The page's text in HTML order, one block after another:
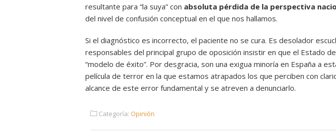
resultante para “la suya” con absoluta pérdida de la perspectiva
del nivel de confusión conceptual en el que nos hallamos.
Si el diagnóstico es incorrecto, el paciente no se cura. Es desolador
responsables del principal grupo de oposición insistir en que el Estado
“modelo de éxito”. Por desgracia, son una exigua minoría en España a
película de terror en la que estamos atrapados los que perciben con
alcance de este error fundamental y se atreven a denunciarlo.
Categoría: Opinión